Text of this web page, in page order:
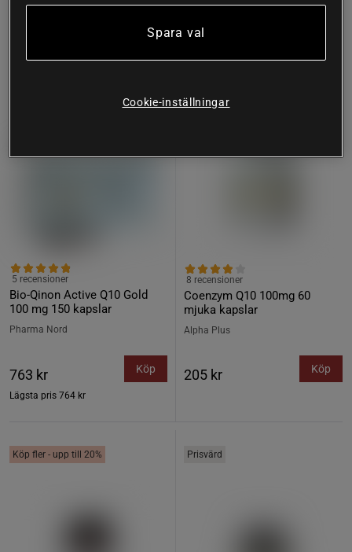
Lägsta pris 283 kr(-30%)
Bio-Qinon Active Q10 Gold
100 mg 150 kapslar
5 recensioner
Pharma Nord
763 kr
Lägsta pris 764 kr
Köp
Coenzym Q10 100mg 60
mjuka kapslar
8 recensioner
Alpha Plus
205 kr Köp
Köp fler - upp till 20% Prisvärd
Spara val
Cookie-inställningar